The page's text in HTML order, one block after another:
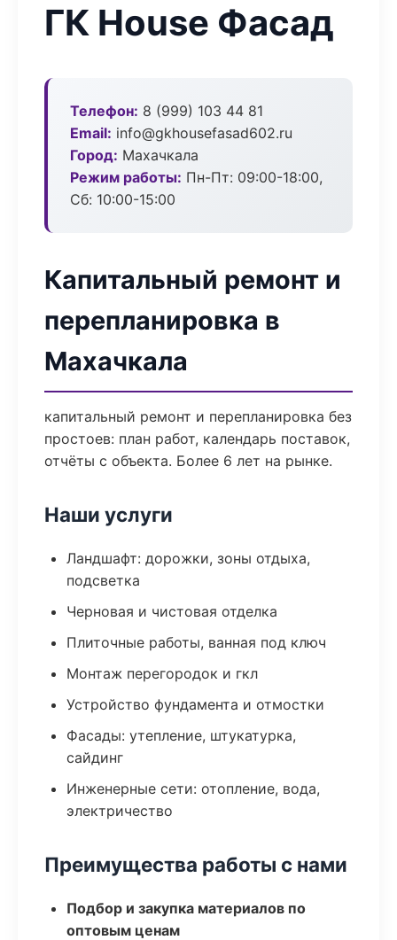
ГК House Фасад
Телефон: 8 (999) 103 44 81
Email: info@gkhousefasad602.ru
Город: Махачкала
Режим работы: Пн-Пт: 09:00-18:00,
Сб: 10:00-15:00
Капитальный ремонт и
перепланировка в
Махачкала
капитальный ремонт и перепланировка без
простоев: план работ, календарь поставок,
отчёты с объекта. Более 6 лет на рынке.
Наши услуги
Ландшафт: дорожки, зоны отдыха,
подсветка
Черновая и чистовая отделка
Плиточные работы, ванная под ключ
Монтаж перегородок и гкл
Устройство фундамента и отмостки
Фасады: утепление, штукатурка,
сайдинг
Инженерные сети: отопление, вода,
электричество
Преимущества работы с нами
Подбор и закупка материалов по
оптовым ценам